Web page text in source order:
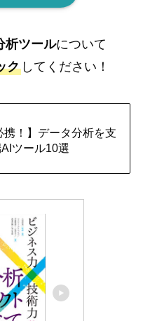
析ツールについて
クしてください！
携！】データ分析を支
ツール10選